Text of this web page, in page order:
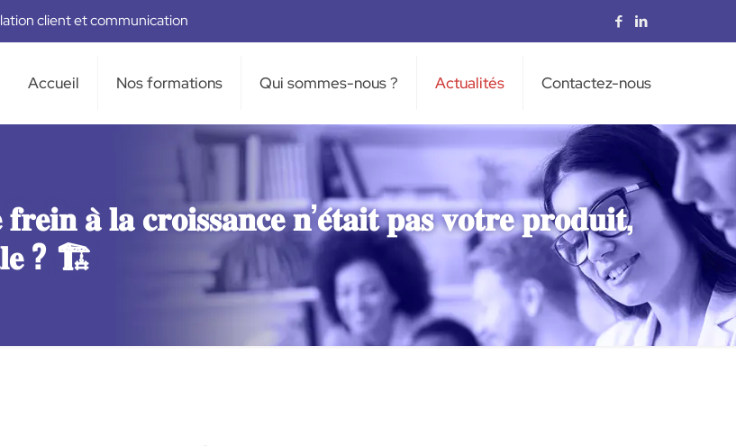
client et communication
Accueil Nos formations Qui sommes-nous ? Actualités Contactez-nous
𝐚̀ 𝐥𝐚 𝐜𝐫𝐨𝐢𝐬𝐬𝐚𝐧𝐜𝐞 𝐧’𝐞́𝐭𝐚𝐢𝐭 𝐩𝐚𝐬 𝐯𝐨𝐭𝐫𝐞 𝐩𝐫𝐨𝐝𝐮𝐢𝐭,
? 🏗️